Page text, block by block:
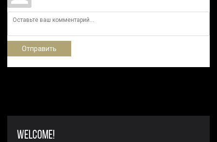
Отправить
WELCOME!